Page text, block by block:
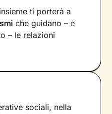
ti porterà a
che guidano – e
– le relazioni
oggi.
elementi che non
sociali, nella